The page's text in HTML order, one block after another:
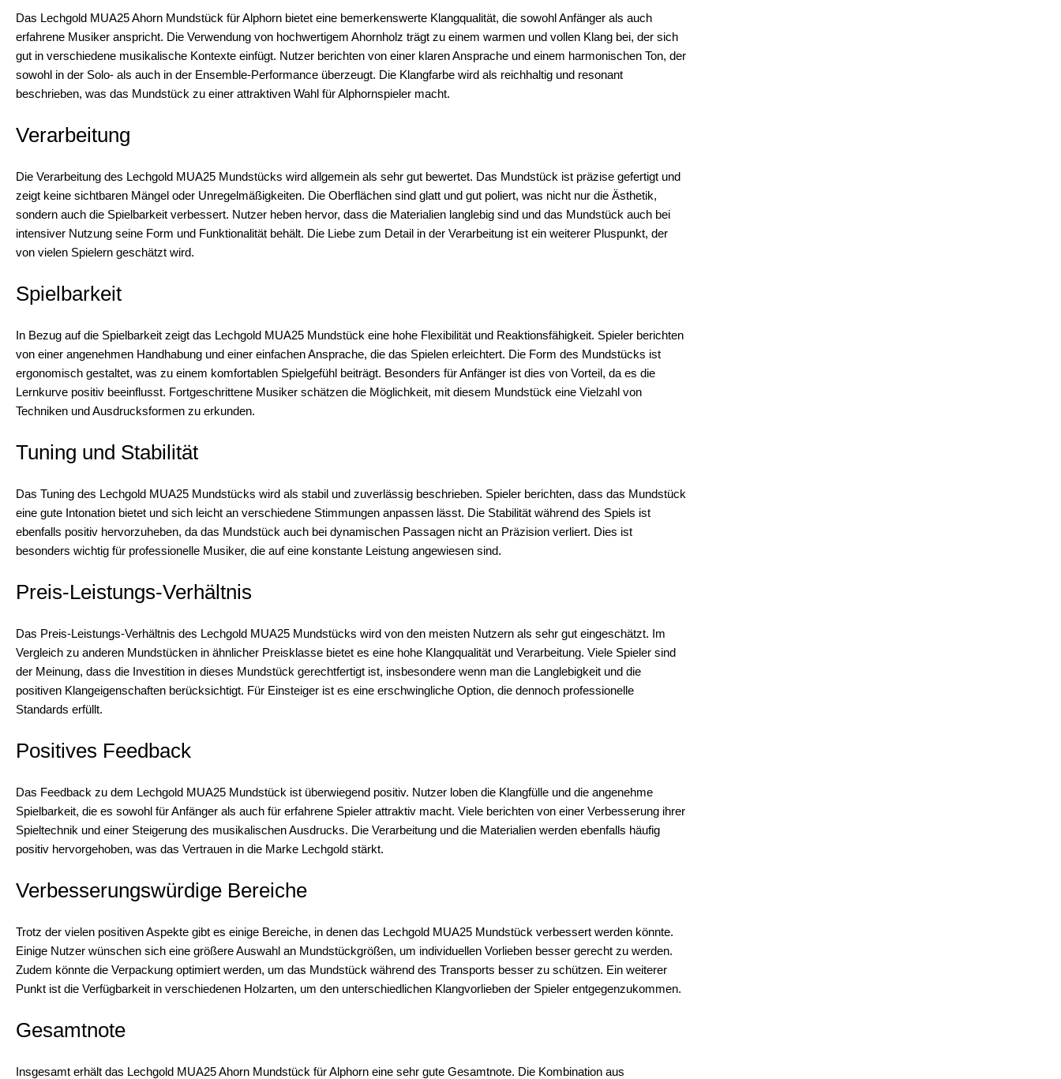
Das Lechgold MUA25 Ahorn Mundstück für Alphorn bietet eine bemerkenswerte Klangqualität, die sowohl Anfänger als auch
erfahrene Musiker anspricht. Die Verwendung von hochwertigem Ahornholz trägt zu einem warmen und vollen Klang bei, der sich
gut in verschiedene musikalische Kontexte einfügt. Nutzer berichten von einer klaren Ansprache und einem harmonischen Ton, der
sowohl in der Solo- als auch in der Ensemble-Performance überzeugt. Die Klangfarbe wird als reichhaltig und resonant
beschrieben, was das Mundstück zu einer attraktiven Wahl für Alphornspieler macht.
Verarbeitung
Die Verarbeitung des Lechgold MUA25 Mundstücks wird allgemein als sehr gut bewertet. Das Mundstück ist präzise gefertigt und
zeigt keine sichtbaren Mängel oder Unregelmäßigkeiten. Die Oberflächen sind glatt und gut poliert, was nicht nur die Ästhetik,
sondern auch die Spielbarkeit verbessert. Nutzer heben hervor, dass die Materialien langlebig sind und das Mundstück auch bei
intensiver Nutzung seine Form und Funktionalität behält. Die Liebe zum Detail in der Verarbeitung ist ein weiterer Pluspunkt, der
von vielen Spielern geschätzt wird.
Spielbarkeit
In Bezug auf die Spielbarkeit zeigt das Lechgold MUA25 Mundstück eine hohe Flexibilität und Reaktionsfähigkeit. Spieler berichten
von einer angenehmen Handhabung und einer einfachen Ansprache, die das Spielen erleichtert. Die Form des Mundstücks ist
ergonomisch gestaltet, was zu einem komfortablen Spielgefühl beiträgt. Besonders für Anfänger ist dies von Vorteil, da es die
Lernkurve positiv beeinflusst. Fortgeschrittene Musiker schätzen die Möglichkeit, mit diesem Mundstück eine Vielzahl von
Techniken und Ausdrucksformen zu erkunden.
Tuning und Stabilität
Das Tuning des Lechgold MUA25 Mundstücks wird als stabil und zuverlässig beschrieben. Spieler berichten, dass das Mundstück
eine gute Intonation bietet und sich leicht an verschiedene Stimmungen anpassen lässt. Die Stabilität während des Spiels ist
ebenfalls positiv hervorzuheben, da das Mundstück auch bei dynamischen Passagen nicht an Präzision verliert. Dies ist
besonders wichtig für professionelle Musiker, die auf eine konstante Leistung angewiesen sind.
Preis-Leistungs-Verhältnis
Das Preis-Leistungs-Verhältnis des Lechgold MUA25 Mundstücks wird von den meisten Nutzern als sehr gut eingeschätzt. Im
Vergleich zu anderen Mundstücken in ähnlicher Preisklasse bietet es eine hohe Klangqualität und Verarbeitung. Viele Spieler sind
der Meinung, dass die Investition in dieses Mundstück gerechtfertigt ist, insbesondere wenn man die Langlebigkeit und die
positiven Klangeigenschaften berücksichtigt. Für Einsteiger ist es eine erschwingliche Option, die dennoch professionelle
Standards erfüllt.
Positives Feedback
Das Feedback zu dem Lechgold MUA25 Mundstück ist überwiegend positiv. Nutzer loben die Klangfülle und die angenehme
Spielbarkeit, die es sowohl für Anfänger als auch für erfahrene Spieler attraktiv macht. Viele berichten von einer Verbesserung ihrer
Spieltechnik und einer Steigerung des musikalischen Ausdrucks. Die Verarbeitung und die Materialien werden ebenfalls häufig
positiv hervorgehoben, was das Vertrauen in die Marke Lechgold stärkt.
Verbesserungswürdige Bereiche
Trotz der vielen positiven Aspekte gibt es einige Bereiche, in denen das Lechgold MUA25 Mundstück verbessert werden könnte.
Einige Nutzer wünschen sich eine größere Auswahl an Mundstückgrößen, um individuellen Vorlieben besser gerecht zu werden.
Zudem könnte die Verpackung optimiert werden, um das Mundstück während des Transports besser zu schützen. Ein weiterer
Punkt ist die Verfügbarkeit in verschiedenen Holzarten, um den unterschiedlichen Klangvorlieben der Spieler entgegenzukommen.
Gesamtnote
Insgesamt erhält das Lechgold MUA25 Ahorn Mundstück für Alphorn eine sehr gute Gesamtnote. Die Kombination aus